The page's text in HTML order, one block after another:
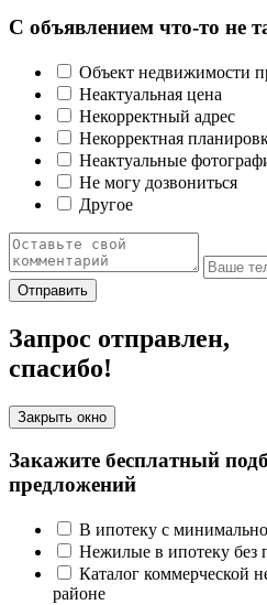
С объявлением что-то не
Объект недвижимости
Неактуальная цена
Некорректный адрес
Некорректная
Неактуальные
Не могу дозвониться
Другое
Отправить
Запрос отправлен,
спасибо!
Закрыть окно
Закажите бесплатный
предложений
В ипотеку с
Нежилые в ипотеку без
Каталог коммерческой
районе